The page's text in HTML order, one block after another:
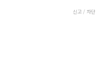
신고 / 차단